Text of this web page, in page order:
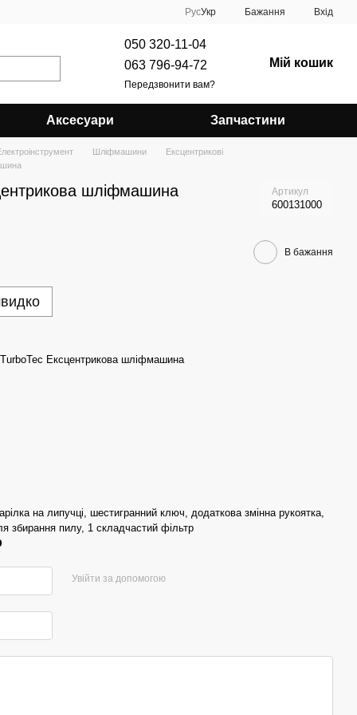
РусУкр Бажання Вхід
050 320-11-04
063 796-94-72
Передзвонити вам?
Мій кошик
Аксесуари Запчастини
Шліфмашини
Ексцентрикові
шліфмашина Артикул
600131000
В бажання
Ексцентрикова шліфмашина
на липучці, шестигранний ключ, додаткова змінна рукоятка,
збирання пилу, 1 складчастий фільтр
Увійти за допомогою